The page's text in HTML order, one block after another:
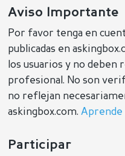
Aviso Importante
Por favor tenga en
publicadas en
los usuarios y no deben
profesional. No son
no reflejan
askingbox.com.Aprende
Participar